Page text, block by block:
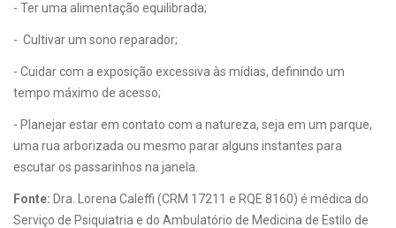
- Ter uma alimentação equilibrada;
- Cultivar um sono reparador;
- Cuidar com a exposição excessiva às mídias, definindo um
tempo máximo de acesso;
- Planejar estar em contato com a natureza, seja em um parque,
uma rua arborizada ou mesmo parar alguns instantes para
escutar os passarinhos na janela.
Fonte: Dra. Lorena Caleffi (CRM 17211 e RQE 8160) é médica do
Serviço de Psiquiatria e do Ambulatório de Medicina de Estilo de